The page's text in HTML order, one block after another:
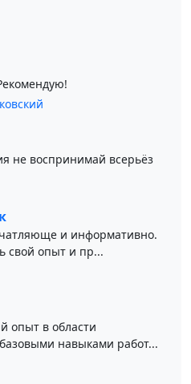
не воспринимай всерьёз
и информативно.
свой опыт и пр...
опыт в области
навыками работ...